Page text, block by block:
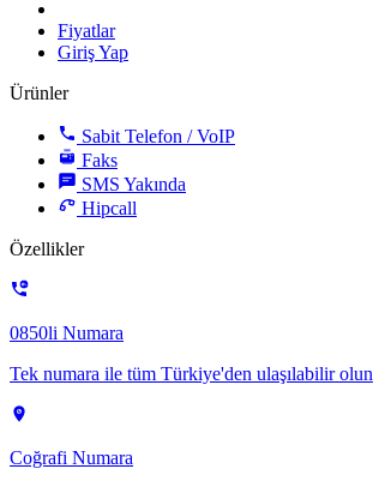
Fiyatlar
Giriş Yap
Ürünler
Sabit Telefon / VoIP
Faks
SMS Yakında
Hipcall
Özellikler
0850li Numara
Tek numara ile tüm Türkiye'den ulaşılabilir olun
Coğrafi Numara